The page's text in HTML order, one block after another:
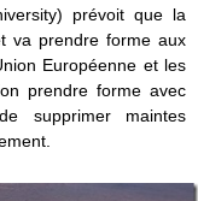
prévoit que la
va prendre forme aux
Européenne et les
prendre forme avec
supprimer maintes